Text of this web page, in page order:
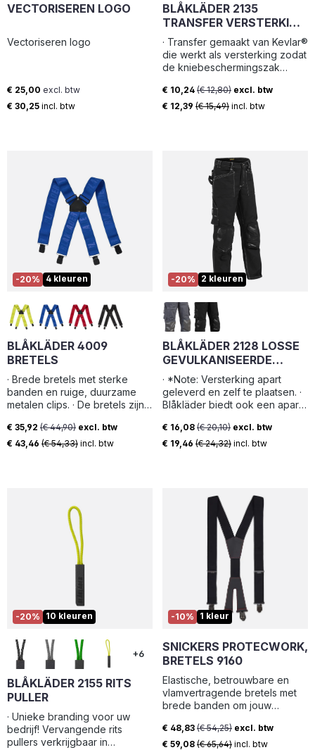
VECTORISEREN LOGO
Vectoriseren logo
Normale prijs:
€ 25,00 excl. btw
€ 30,25 incl. btw
BLÅKLÄDER 2135
TRANSFER VERSTERKING
KEVLAR®
· Transfer gemaakt van Kevlar®
die werkt als versterking zodat
de kniebeschermingszak
goede optie als je wilt dat je
broek langer meegaat maar
Blåkläder biedt ook een aparte
service aan om de versterking
voor u te plaatsen en biedt de
versterking ook aan in stof die
op de kniezakken kan worden
genaaid. · Contacteer onze
binnendienst voor een offerte
Verkoopprijs:
€ 10,24 (€ 12,80) excl. btw
€ 12,39 (€ 15,49) incl. btw
-20% 4 kleuren
BLÅKLÄDER 4009
BRETELS
· Brede bretels met sterke
banden en ruige, duurzame
metalen clips. · De bretels zijn
juiste maat
Verkoopprijs:
€ 35,92 (€ 44,90) excl. btw
€ 43,46 (€ 54,33) incl. btw
-20% 2 kleuren
BLÅKLÄDER 2128 LOSSE
GEVULKANISEERDE
KNIEZAKKEN
· *Note: Versterking apart
geleverd en zelf te plaatsen. ·
Blåkläder biedt ook een aparte
voor u te plaatsen. ·
Contacteer onze binnendienst
Verkoopprijs:
€ 16,08 (€ 20,10) excl. btw
€ 19,46 (€ 24,32) incl. btw
-20% 10 kleuren
+6
BLÅKLÄDER 2155 RITS
PULLER
· Unieke branding voor uw
bedrijf! Vervangende rits
pullers verkrijgbaar in
-10% 1 kleur
SNICKERS PROTECWORK,
BRETELS 9160
Elastische, betrouwbare en
vlamvertragende bretels met
brede banden om jouw
over je lichaam en de hele dag
werkcomfort te
Verkoopprijs:
€ 48,83 (€ 54,25) excl. btw
€ 59,08 (€ 65,64) incl. btw